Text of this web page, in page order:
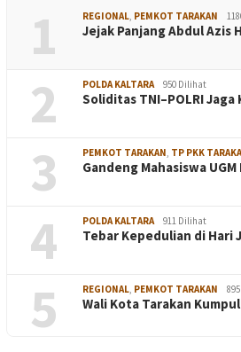
1 REGIONAL PEMKOT TARAKAN
Jejak Panjang Abdul Azis
2 POLDA KALTARA 950 Dilihat
Soliditas TNI–POLRI
3 PEMKOT TARAKAN TP PKK
Gandeng Mahasiswa
4 POLDA KALTARA 911 Dilihat
Tebar Kepedulian di
5 REGIONAL PEMKOT TARAKAN
Wali Kota Tarakan